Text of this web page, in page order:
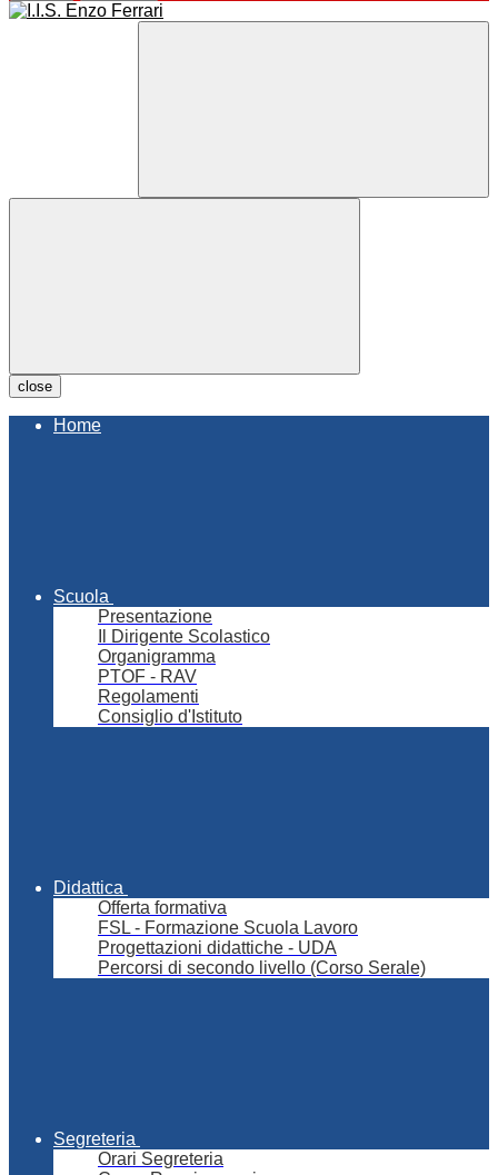
close
Home
Scuola
Presentazione
Il Dirigente Scolastico
Organigramma
PTOF - RAV
Regolamenti
Consiglio d'Istituto
Didattica
Offerta formativa
FSL - Formazione Scuola Lavoro
Progettazioni didattiche - UDA
Percorsi di secondo livello (Corso Serale)
Segreteria
Orari Segreteria